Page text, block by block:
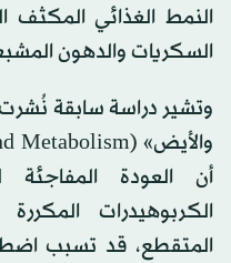
النمط الغذائي
السكريات والدهون
أن العودة
الكربوهيدرات
المتقطع، قد تسبب